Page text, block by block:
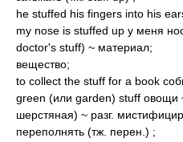
he stuffed his fingers into his
my nose is stuffed up у меня
doctor's stuff) ~ материал;
вещество;
to collect the stuff for a book
green (или garden) stuff овощи
шерстяная) ~ разг.
переполнять (тж. перен.) ;